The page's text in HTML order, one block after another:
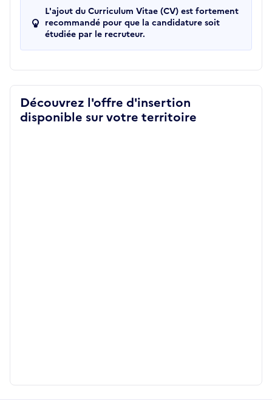
L'ajout du Curriculum Vitae (CV) est fortement
recommandé pour que la candidature soit
étudiée par le recruteur.
Découvrez l'offre d'insertion
disponible sur votre territoire